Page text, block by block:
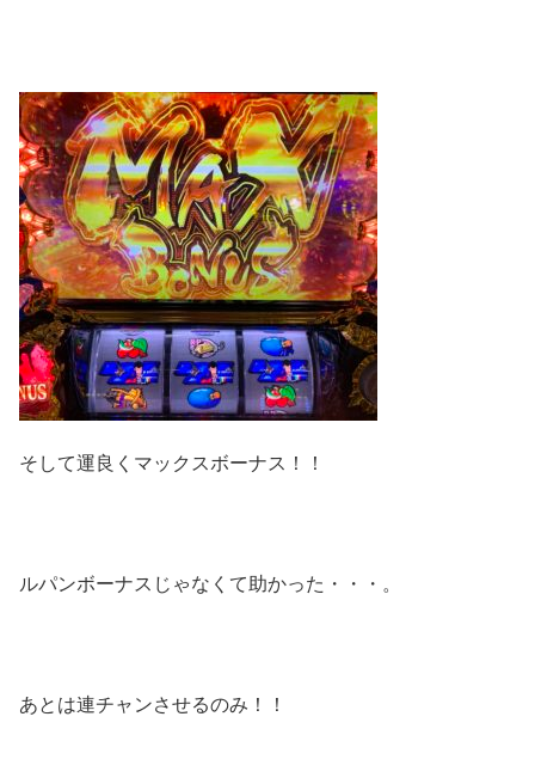
そして運良くマックスボーナス！！
ルパンボーナスじゃなくて助かった・・・。
あとは連チャンさせるのみ！！